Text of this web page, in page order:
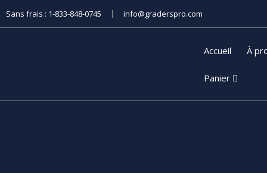
Sans frais : 1-833-848-0745 | info@graderspro.com
Accueil À
Panier